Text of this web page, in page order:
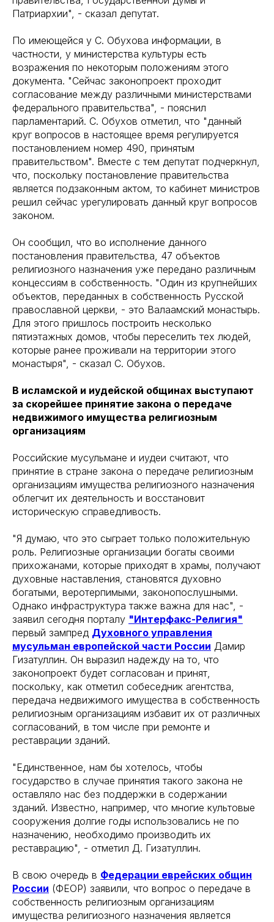
Патриархии", - сказал депутат.
По имеющейся у С. Обухова информации, в
частности, у министерства культуры есть
возражения по некоторым положениям этого
документа. "Сейчас законопроект проходит
согласование между различными министерствами
федерального правительства", - пояснил
парламентарий. С. Обухов отметил, что "данный
круг вопросов в настоящее время регулируется
постановлением номер 490, принятым
правительством". Вместе с тем депутат подчеркнул,
что, поскольку постановление правительства
является подзаконным актом, то кабинет министров
решил сейчас урегулировать данный круг вопросов
законом.
Он сообщил, что во исполнение данного
постановления правительства, 47 объектов
религиозного назначения уже передано различным
концессиям в собственность. "Один из крупнейших
объектов, переданных в собственность Русской
православной церкви, - это Валаамский монастырь.
Для этого пришлось построить несколько
пятиэтажных домов, чтобы переселить тех людей,
которые ранее проживали на территории этого
монастыря", - сказал С. Обухов.
В исламской и иудейской общинах выступают
за скорейшее принятие закона о передаче
недвижимого имущества религиозным
организациям
Российские мусульмане и иудеи считают, что
принятие в стране закона о передаче религиозным
организациям имущества религиозного назначения
облегчит их деятельность и восстановит
историческую справедливость.
"Я думаю, что это сыграет только положительную
роль. Религиозные организации богаты своими
прихожанами, которые приходят в храмы, получают
духовные наставления, становятся духовно
богатыми, веротерпимыми, законопослушными.
Однако инфраструктура также важна для нас", -
заявил сегодня порталу "Интерфакс-Религия"
первый зампред Духовного управления
мусульман европейской части России Дамир
Гизатуллин. Он выразил надежду на то, что
законопроект будет согласован и принят,
поскольку, как отметил собеседник агентства,
передача недвижимого имущества в собственность
религиозным организациям избавит их от различных
согласований, в том числе при ремонте и
реставрации зданий.
"Единственное, нам бы хотелось, чтобы
государство в случае принятия такого закона не
оставляло нас без поддержки в содержании
зданий. Известно, например, что многие культовые
сооружения долгие годы использовались не по
назначению, необходимо производить их
реставрацию", - отметил Д. Гизатуллин.
В свою очередь в Федерации еврейских общин
России (ФЕОР) заявили, что вопрос о передаче в
собственность религиозным организациям
имущества религиозного назначения является